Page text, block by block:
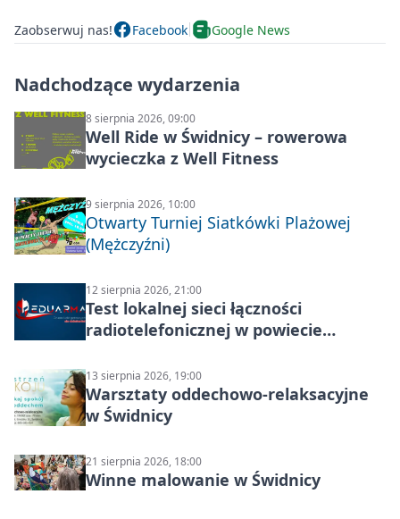
Zaobserwuj nas! Facebook Google News
Nadchodzące wydarzenia
8 sierpnia 2026, 09:00
Well Ride w Świdnicy – rowerowa
wycieczka z Well Fitness
9 sierpnia 2026, 10:00
Otwarty Turniej Siatkówki Plażowej
(Mężczyźni)
12 sierpnia 2026, 21:00
Test lokalnej sieci łączności
radiotelefonicznej w powiecie
13 sierpnia 2026, 19:00
Warsztaty oddechowo-relaksacyjne
w Świdnicy
21 sierpnia 2026, 18:00
Winne malowanie w Świdnicy